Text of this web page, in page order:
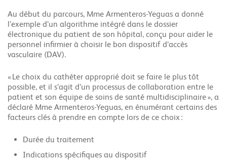
Au début du parcours, Mme Armenteros-Yeguas a donné
l’exemple d’un algorithme intégré dans le dossier
électronique du patient de son hôpital, conçu pour aider le
personnel infirmier à choisir le bon dispositif d’accès
vasculaire (DAV).
« Le choix du cathéter approprié doit se faire le plus tôt
possible, et il s’agit d’un processus de collaboration entre le
patient et son équipe de soins de santé multidisciplinaire », a
déclaré Mme Armenteros-Yeguas, en énumérant certains des
facteurs clés à prendre en compte lors de ce choix :
Durée du traitement
Indications spécifiques au dispositif